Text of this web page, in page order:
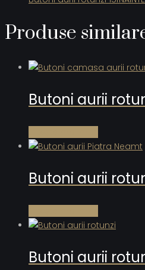
Produse
Butoni aurii
Butoni aurii
Butoni aurii